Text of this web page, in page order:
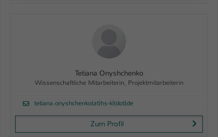
Tetiana Onyshchenko
Wissenschaftliche Mitarbeiterin, Projektmitarbeiterin
tetiana.onyshchenko(at)hs-kl(dot)de
Zum Profil